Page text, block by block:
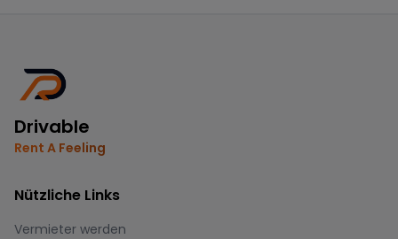
Drivable
Rent A Feeling
Nützliche Links
Vermieter werden